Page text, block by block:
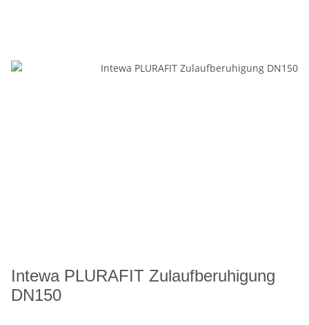
Intewa PLURAFIT Zulaufberuhigung
DN150